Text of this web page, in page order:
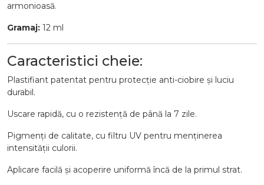
armonioasă.
Gramaj: 12 ml
Caracteristici cheie:
Plastifiant patentat pentru protecție anti-ciobire și luciu
durabil.
Uscare rapidă, cu o rezistență de până la 7 zile.
Pigmenți de calitate, cu filtru UV pentru menținerea
intensității culorii.
Aplicare facilă și acoperire uniformă încă de la primul strat.